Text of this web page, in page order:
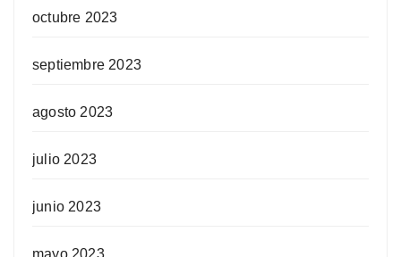
octubre 2023
septiembre 2023
agosto 2023
julio 2023
junio 2023